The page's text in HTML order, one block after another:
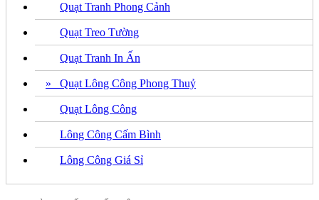
Quạt Tranh Phong Cảnh
Quạt Treo Tường
Quạt Tranh In Ấn
» Quạt Lông Công Phong Thuỷ
Quạt Lông Công
Lông Công Cấm Bình
Lông Công Giá Sỉ